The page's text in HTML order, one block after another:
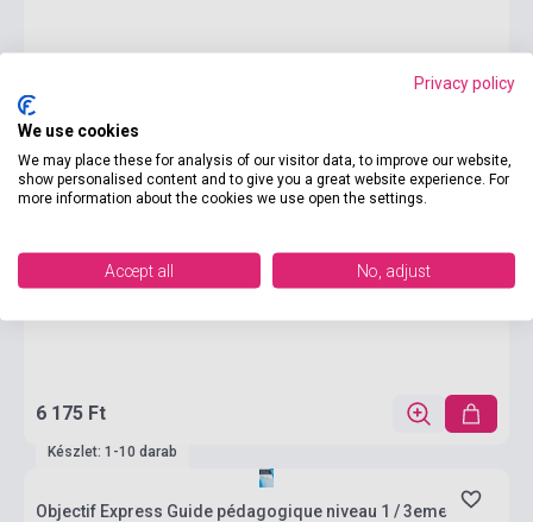
6 175 Ft
Készlet: 1-10 darab
Objectif Express Guide pédagogique niveau 1 / 3eme
Privacy policy
We use cookies
We may place these for analysis of our visitor data, to improve our website,
show personalised content and to give you a great website experience. For
more information about the cookies we use open the settings.
Accept all No, adjust